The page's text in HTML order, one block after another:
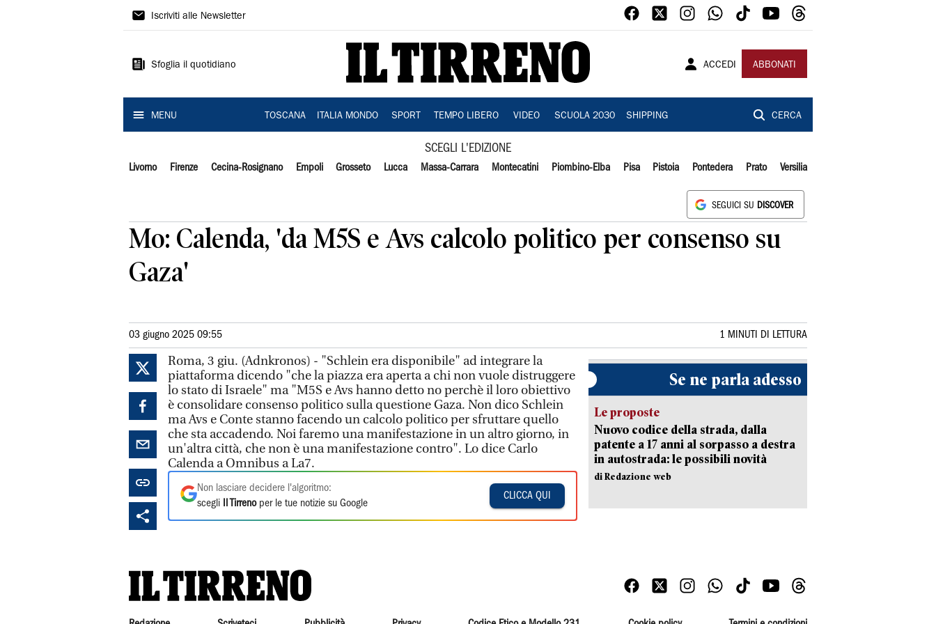
Il
Iscriviti alle Newsletter
Sfoglia il quotidiano ACCEDI ABBONATI
MENU TOSCANA ITALIA MONDO SPORT TEMPO LIBERO VIDEO SCUOLA 2030 SHIPPING CERCA
SCEGLI L'EDIZIONE
Livorno Firenze Cecina-Rosignano Empoli Grosseto Lucca Massa-Carrara Montecatini Piombino-Elba Pisa Pistoia Pontedera Prato Versilia
SEGUICI SU DISCOVER
Mo: Calenda, 'da M5S e Avs calcolo politico per consenso su
Gaza'
03 giugno 2025 09:55 1 MINUTI DI LETTURA
Roma, 3 giu. (Adnkronos) - "Schlein era disponibile" ad integrare la
piattaforma dicendo "che la piazza era aperta a chi non vuole distruggere
lo stato di Israele" ma "M5S e Avs hanno detto no perchè il loro obiettivo
è consolidare consenso politico sulla questione Gaza. Non dico Schlein
ma Avs e Conte stanno facendo un calcolo politico per sfruttare quello
che sta accadendo. Noi faremo una manifestazione in un altro giorno, in
un'altra città, che non è una manifestazione contro". Lo dice Carlo
Calenda a Omnibus a La7.
Non lasciare decidere l'algoritmo:
scegli
Il Tirrenoper le tue notizie su Google
CLICCA QUI
Se ne parla adesso
Le proposte
Nuovo codice della strada, dalla
patente a 17 anni al sorpasso a destra
in autostrada: le possibili novità
di Redazione web